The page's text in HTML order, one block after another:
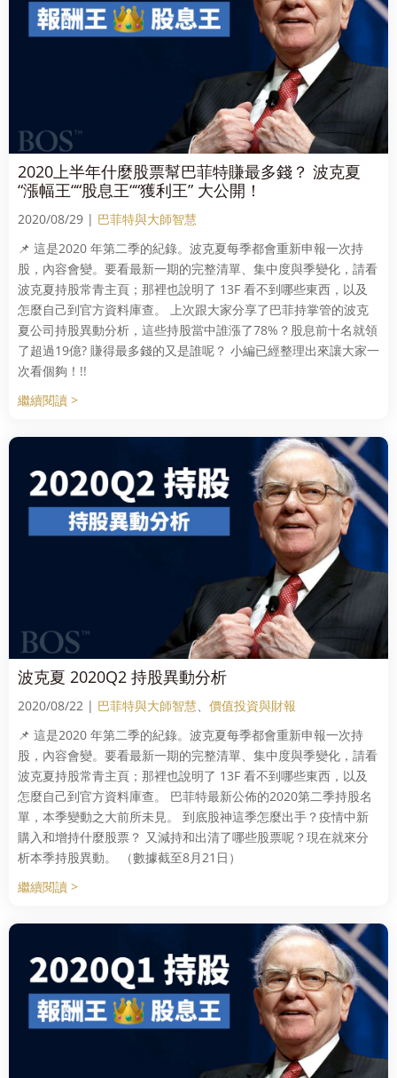
2020上半年什麼股票幫巴菲特賺最多錢？ 波克夏
“漲幅王““股息王““獲利王” 大公開！
2020/08/29 | 巴菲特與大師智慧
📌 這是2020 年第二季的紀錄。波克夏每季都會重新申報一次持
股，內容會變。要看最新一期的完整清單、集中度與季變化，請看
波克夏持股常青主頁；那裡也說明了 13F 看不到哪些東西，以及
怎麼自己到官方資料庫查。 上次跟大家分享了巴菲持掌管的波克
夏公司持股異動分析，這些持股當中誰漲了78%？股息前十名就領
了超過19億? 賺得最多錢的又是誰呢？ 小編已經整理出來讓大家一
次看個夠！!!
繼續閱讀 >
波克夏 2020Q2 持股異動分析
2020/08/22 | 巴菲特與大師智慧、 價值投資與財報
📌 這是2020 年第二季的紀錄。波克夏每季都會重新申報一次持
股，內容會變。要看最新一期的完整清單、集中度與季變化，請看
波克夏持股常青主頁；那裡也說明了 13F 看不到哪些東西，以及
怎麼自己到官方資料庫查。 巴菲特最新公佈的2020第二季持股名
單，本季變動之大前所未見。 到底股神這季怎麼出手？疫情中新
購入和增持什麼股票？ 又減持和出清了哪些股票呢？現在就來分
析本季持股異動。 （數據截至8月21日）
繼續閱讀 >